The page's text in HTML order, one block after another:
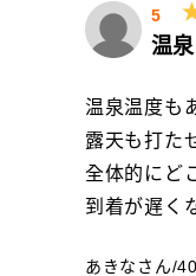
5
温泉
温泉温度も
露天も打た
全体的にど
到着が遅く
あきなさん/